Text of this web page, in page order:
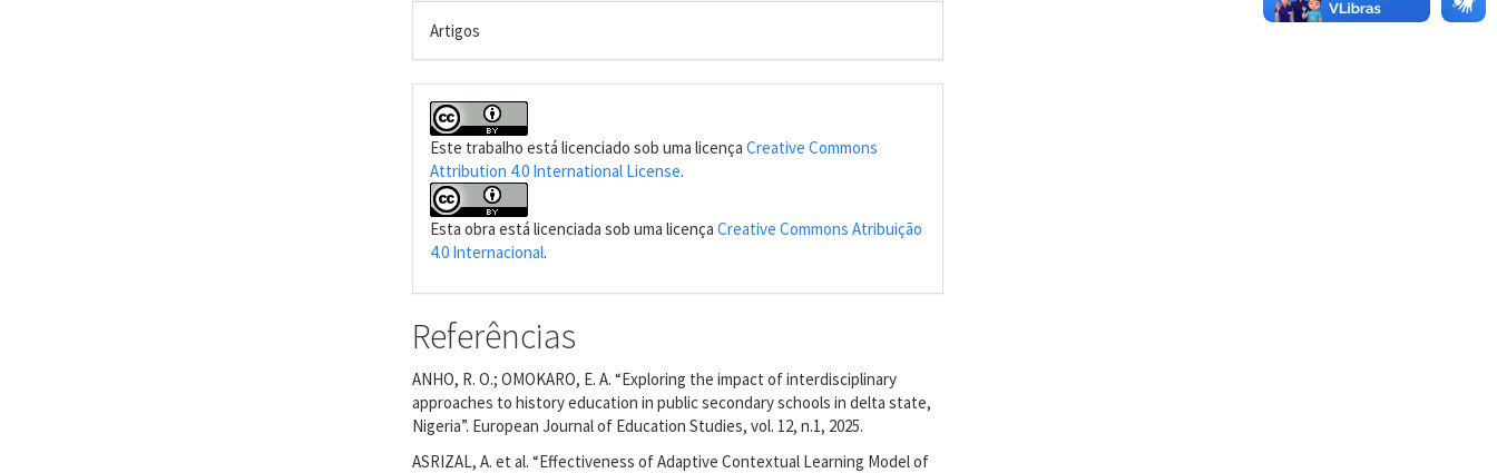
Artigos
Este trabalho está licenciado sob uma licençaCreative Commons
Attribution 4.0 International License.
Esta obra está licenciada sob uma licençaCreative Commons Atribuição
4.0 Internacional.
Referências
ANHO, R. O.; OMOKARO, E. A. “Exploring the impact of interdisciplinary
approaches to history education in public secondary schools in delta state,
Nigeria”. European Journal of Education Studies, vol. 12, n.1, 2025.
ASRIZAL, A. et al. “Effectiveness of Adaptive Contextual Learning Model of